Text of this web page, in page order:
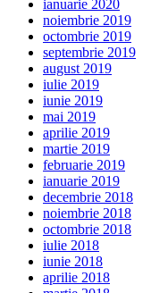
ianuarie 2020
noiembrie 2019
octombrie 2019
septembrie 2019
august 2019
iulie 2019
iunie 2019
mai 2019
aprilie 2019
martie 2019
februarie 2019
ianuarie 2019
decembrie 2018
noiembrie 2018
octombrie 2018
iulie 2018
iunie 2018
aprilie 2018